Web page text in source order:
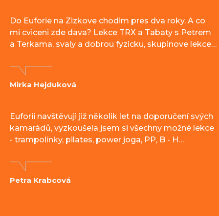
Mirka Hejduková
Do Euforie na Zizkove chodim pres dva roky. A co
mi cviceni zde dava? Lekce TRX a Tabaty s Petrem
a Terkama, svaly a dobrou fyzicku, skupinove lekce…
Petra Krabcová
Euforii navštěvuji již několik let na doporučení svých
kamarádů, vyzkoušela jsem si všechny možné lekce
- trampolínky, pilates, power joga, PP, B - H…